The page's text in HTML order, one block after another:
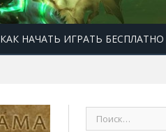
КАК НАЧАТЬ ИГРАТЬ БЕСПЛАТНО